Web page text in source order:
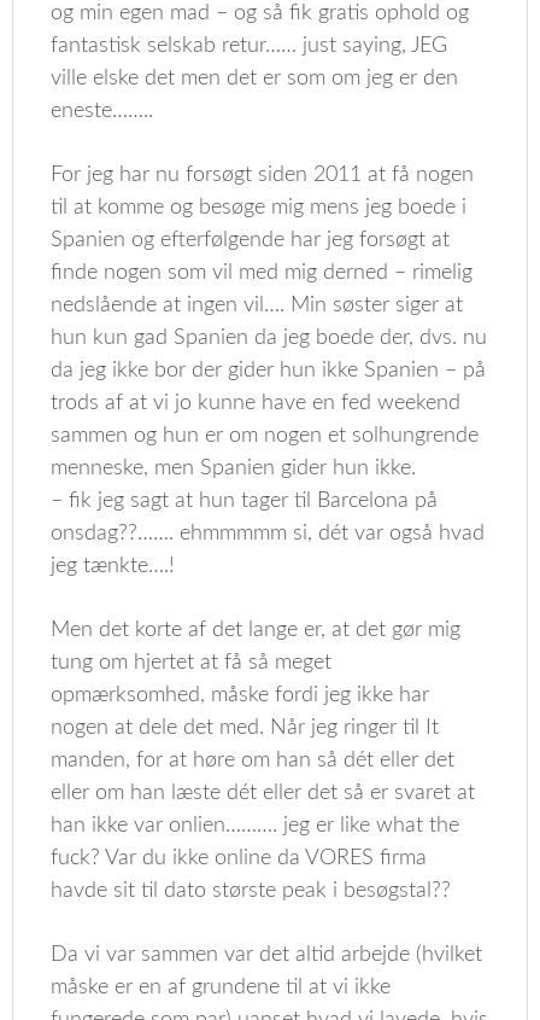
og min egen mad – og så fik gratis ophold og
fantastisk selskab retur…… just saying, JEG
ville elske det men det er som om jeg er den
eneste……..
For jeg har nu forsøgt siden 2011 at få nogen
til at komme og besøge mig mens jeg boede i
Spanien og efterfølgende har jeg forsøgt at
finde nogen som vil med mig derned – rimelig
nedslående at ingen vil…. Min søster siger at
hun kun gad Spanien da jeg boede der, dvs. nu
da jeg ikke bor der gider hun ikke Spanien – på
trods af at vi jo kunne have en fed weekend
sammen og hun er om nogen et solhungrende
menneske, men Spanien gider hun ikke.
– fik jeg sagt at hun tager til Barcelona på
onsdag??……. ehmmmmm si, dét var også hvad
jeg tænkte….!
Men det korte af det lange er, at det gør mig
tung om hjertet at få så meget
opmærksomhed, måske fordi jeg ikke har
nogen at dele det med. Når jeg ringer til It
manden, for at høre om han så dét eller det
eller om han læste dét eller det så er svaret at
han ikke var onlien………. jeg er like what the
fuck? Var du ikke online da VORES firma
havde sit til dato største peak i besøgstal??
Da vi var sammen var det altid arbejde (hvilket
måske er en af grundene til at vi ikke